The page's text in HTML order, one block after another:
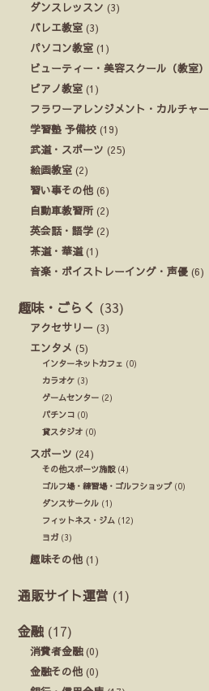
ダンスレッスン (3)
バレエ教室 (3)
パソコン教室 (1)
ビューティー・美容スクール（教室）
ピアノ教室 (1)
フラワーアレンジメント・カルチャー
学習塾 予備校 (19)
武道・スポーツ (25)
絵画教室 (2)
習い事その他 (6)
自動車教習所(2)
英会話・語学 (2)
茶道・華道(1)
音楽・ボイストレーイング・声優 (6)
趣味・ごらく (33)
アクセサリー (3)
エンタメ (5)
インターネットカフェ (0)
カラオケ (3)
ゲームセンター (2)
パチンコ (0)
貸スタジオ (0)
スポーツ (24)
その他スポーツ施設(4)
ゴルフ場・練習場・ゴルフショップ(0)
ダンスサークル (1)
フィットネス・ジム (12)
ヨガ (3)
趣味その他 (1)
通販サイト運営 (1)
金融 (17)
消費者金融(0)
金融その他 (0)